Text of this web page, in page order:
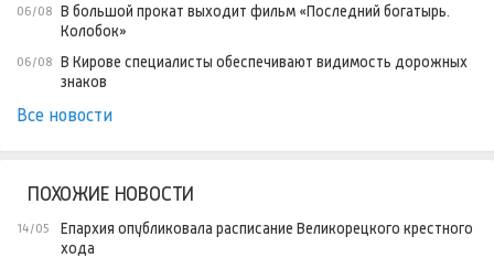
06/08 В большой прокат выходит фильм «Последний богатырь.
Колобок»
06/08 В Кирове специалисты обеспечивают видимость дорожных
знаков
Все новости
ПОХОЖИЕ НОВОСТИ
14/05
Епархия опубликовала расписание Великорецкого крестного
хода